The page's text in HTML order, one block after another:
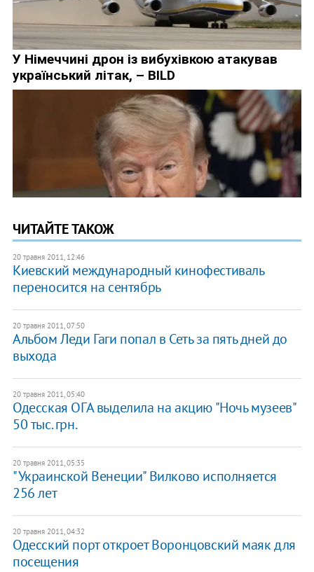
ЧИТАЙТЕ ТАКОЖ
20 травня 2011, 12:46
Киевский международный кинофестиваль
переносится на сентябрь
20 травня 2011, 07:50
Альбом Леди Гаги попал в Сеть за пять дней до
выхода
20 травня 2011, 05:40
Одесская ОГА выделила на акцию "Ночь музеев"
50 тыс. грн.
20 травня 2011, 05:35
"Украинской Венеции" Вилково исполняется
256 лет
20 травня 2011, 04:32
Одесский порт откроет Воронцовский маяк для
посещения